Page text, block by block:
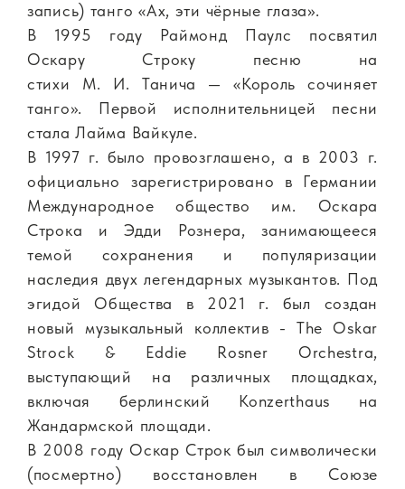
запись) танго «Ах, эти чёрные глаза».
В 1995 году Раймонд Паулс посвятил
Оскару Строку песню на
стихи М. И. Танича — «Король сочиняет
танго». Первой исполнительницей песни
стала Лайма Вайкуле.
В 1997 г. было провозглашено, а в 2003 г.
официально зарегистрировано в Германии
Международное общество им. Оскара
Строка и Эдди Рознера, занимающееся
темой сохранения и популяризации
наследия двух легендарных музыкантов. Под
эгидой Общества в 2021 г. был создан
новый музыкальный коллектив - The Oskar
Strock & Eddie Rosner Orchestra,
выступающий на различных площадках,
включая берлинский Konzerthaus на
Жандармской площади.
В 2008 году Оскар Строк был символически
(посмертно) восстановлен в Союзе